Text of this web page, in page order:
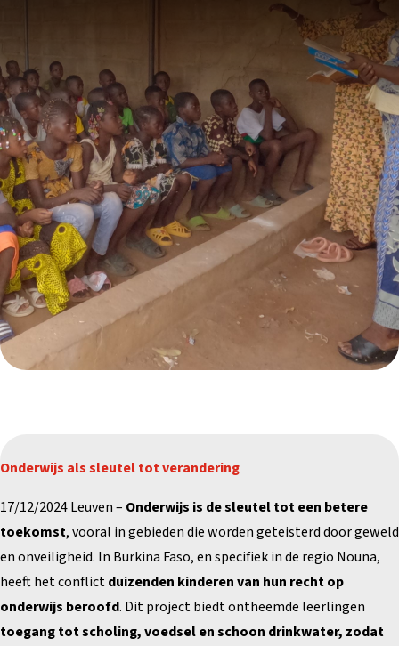
Onderwijs als sleutel tot verandering
17/12/2024 Leuven – Onderwijs is de sleutel tot een betere
toekomst, vooral in gebieden die worden geteisterd door geweld
en onveiligheid. In Burkina Faso, en specifiek in de regio Nouna,
heeft het conflictduizenden kinderen van hun recht op
onderwijs beroofd. Dit project biedt ontheemde leerlingen
toegang tot scholing, voedsel en schoon drinkwater, zodat